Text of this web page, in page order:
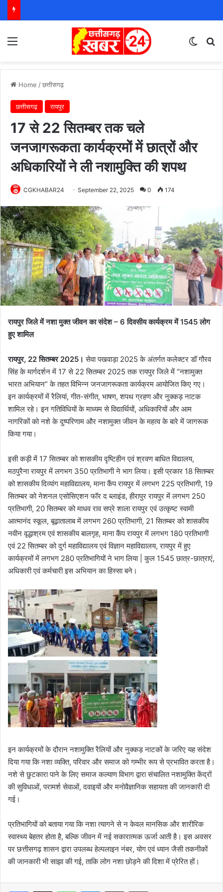
Home /छत्तीसगढ़
छत्तीसगढ़ रायपुर
17 से 22 सितम्बर तक चले
जनजागरूकता कार्यक्रमों में छात्रों और
अधिकारियों ने ली नशामुक्ति की शपथ
CGKHABAR24 September 22, 2025 0 174
रायपुर जिले में नशा मुक्त जीवन का संदेश – 6 दिवसीय कार्यक्रम में 1545 लोग
हुए शामिल
रायपुर, 22 सितम्बर 2025। सेवा पखवाड़ा 2025 के अंतर्गत कलेक्टर डॉ गौरव
सिंह के मार्गदर्शन में 17 से 22 सितम्बर 2025 तक रायपुर जिले में “नशामुक्त
भारत अभियान” के तहत विभिन्न जनजागरूकता कार्यक्रम आयोजित किए गए।
इन कार्यक्रमों में रैलियां, गीत-संगीत, भाषण, शपथ ग्रहण और नुक्कड़ नाटक
शामिल रहे। इन गतिविधियों के माध्यम से विद्यार्थियों, अधिकारियों और आम
नागरिकों को नशे के दुष्परिणाम और नशामुक्त जीवन के महत्व के बारे में जागरूक
किया गया।
इसी कड़ी में 17 सितम्बर को शासकीय दृष्टिहीन एवं श्रवण बाधित विद्यालय,
मठपुरैना रायपुर में लगभग 350 प्रतिभागी ने भाग लिया। इसी प्रकार 18 सितम्बर
को शासकीय दिव्यांग महाविद्यालय, माना कैंप रायपुर में लगभग 225 प्रतिभागी, 19
सितम्बर को नेशनल एसोसिएशन फॉर द ब्लाइंड, हीरापुर रायपुर में लगभग 250
प्रतिभागी, 20 सितम्बर को माधव राव सप्रे शाला रायपुर एवं उत्कृष्ट स्वामी
आत्मानंद स्कूल, बूढ़ातालाब में लगभग 260 प्रतिभागी, 21 सितम्बर को शासकीय
नवीन वृद्धाश्रम एवं शासकीय बालगृह, माना कैंप रायपुर में लगभग 180 प्रतिभागी
एवं 22 सितम्बर को दुर्ग महाविद्यालय एवं विज्ञान महाविद्यालय, रायपुर में हुए
कार्यक्रमों में लगभग 280 प्रतिभागियों ने भाग लिया | कुल 1545 छात्र-छात्राएं,
अधिकारी एवं कर्मचारी इस अभियान का हिस्सा बने।
इन कार्यक्रमों के दौरान नशामुक्ति रैलियों और नुक्कड़ नाटकों के जरिए यह संदेश
दिया गया कि नशा व्यक्ति, परिवार और समाज को गम्भीर रूप से प्रभावित करता है।
नशे से छुटकारा पाने के लिए समाज कल्याण विभाग द्वारा संचालित नशामुक्ति केंद्रों
की सुविधाओं, परामर्श सेवाओं, दवाइयों और मनोवैज्ञानिक सहायता की जानकारी दी
गई।
प्रतिभागियों को बताया गया कि नशा त्यागने से न केवल मानसिक और शारीरिक
स्वास्थ्य बेहतर होता है, बल्कि जीवन में नई सकारात्मक ऊर्जा आती है। इस अवसर
पर छत्तीसगढ़ शासन द्वारा उपलब्ध हेल्पलाइन नंबर, योग एवं ध्यान जैसी तकनीकों
की जानकारी भी साझा की गई, ताकि लोग नशा छोड़ने की दिशा में प्रेरित हों।